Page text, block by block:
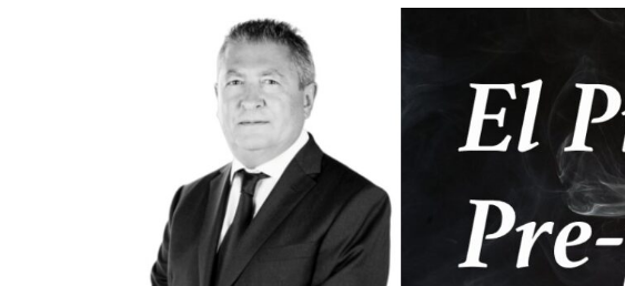
¿En qué podemos ayudarte?